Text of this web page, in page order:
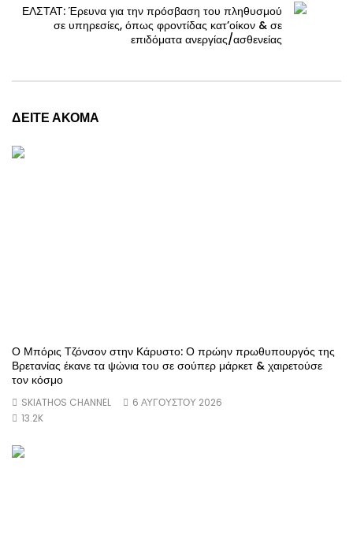
ΕΛΣΤΑΤ: Έρευνα για την πρόσβαση του πληθυσμού
σε υπηρεσίες, όπως φροντίδας κατ’οίκον & σε
επιδόματα ανεργίας/ασθενείας
ΔΕΙΤΕ ΑΚΟΜΑ
Ο Μπόρις Τζόνσον στην Κάρυστο: Ο πρώην πρωθυπουργός της
Βρετανίας έκανε τα ψώνια του σε σούπερ μάρκετ & χαιρετούσε
τον κόσμο
SKIATHOS CHANNEL
6 ΑΥΓΟΥΣΤΟΥ 2026
13.2K